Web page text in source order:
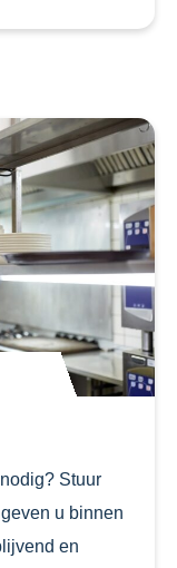
Stuur
u binnen
en